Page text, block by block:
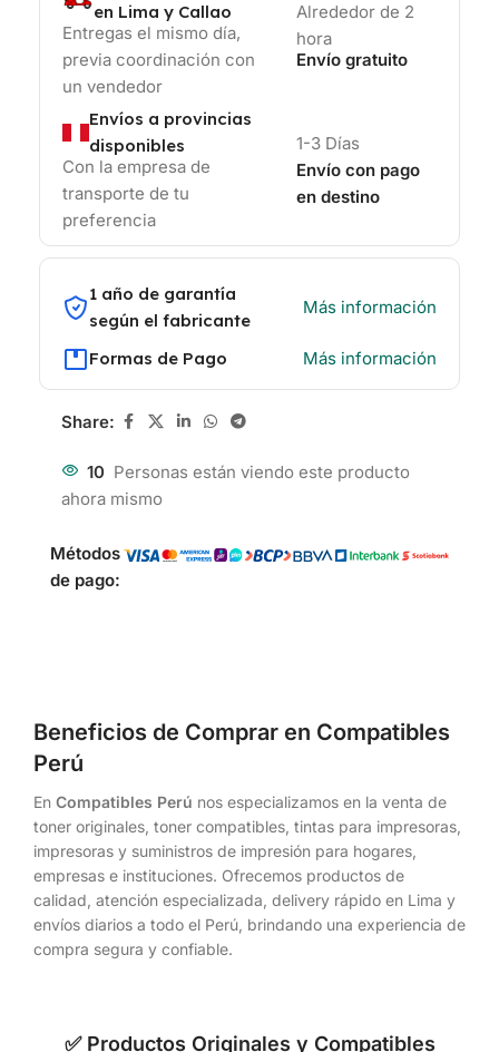
en Lima y Callao
Entregas el mismo día,
previa coordinación con
un vendedor
Alrededor de 2
hora
Envío gratuito
Envíos a provincias
disponibles
Con la empresa de
transporte de tu
preferencia
1-3 Días
Envío con pago
en destino
1 año de garantía
según el fabricante
Más información
Formas de Pago Más información
Share:
10 Personas están viendo este producto
ahora mismo
Métodos
de pago:
Beneficios de Comprar en Compatibles
Perú
En Compatibles Perú nos especializamos en la venta de
toner originales, toner compatibles, tintas para impresoras,
impresoras y suministros de impresión para hogares,
empresas e instituciones. Ofrecemos productos de
calidad, atención especializada, delivery rápido en Lima y
envíos diarios a todo el Perú, brindando una experiencia de
compra segura y confiable.
✅ Productos Originales y Compatibles